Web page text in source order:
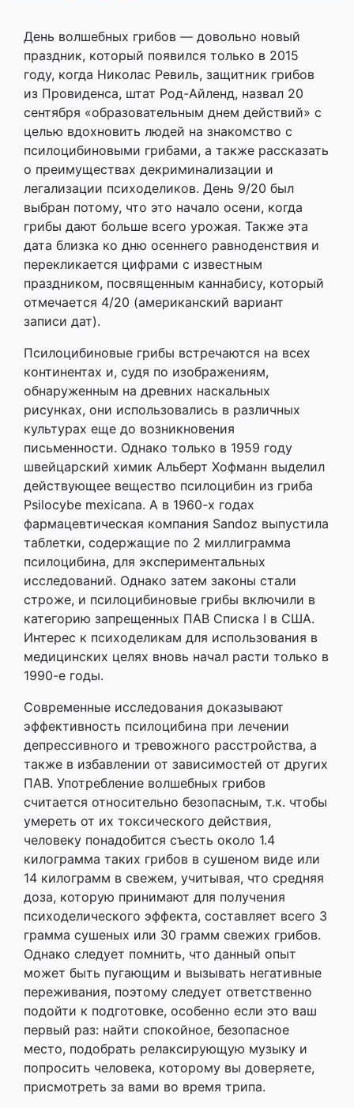
День волшебных грибов — довольно новый
праздник, который появился только в 2015
году, когда Николас Ревиль, защитник грибов
из Провиденса, штат Род-Айленд, назвал 20
сентября «образовательным днем ​​действий» с
целью вдохновить людей на знакомство с
псилоцибиновыми грибами, а также рассказать
о преимуществах декриминализации и
легализации психоделиков. День 9/20 был
выбран потому, что это начало осени, когда
грибы дают больше всего урожая. Также эта
дата близка ко дню осеннего равноденствия и
перекликается цифрами с известным
праздником, посвященным каннабису, который
отмечается 4/20 (американский вариант
записи дат).
Псилоцибиновые грибы встречаются на всех
континентах и, судя по изображениям,
обнаруженным на древних наскальных
рисунках, они использовались в различных
культурах еще до возникновения
письменности. Однако только в 1959 году
швейцарский химик Альберт Хофманн выделил
действующее вещество псилоцибин из гриба
Psilocybe mexicana. А в 1960-х годах
фармацевтическая компания Sandoz выпустила
таблетки, содержащие по 2 миллиграмма
псилоцибина, для экспериментальных
исследований. Однако затем законы стали
строже, и псилоцибиновые грибы включили в
категорию запрещенных ПАВ Списка I в США.
Интерес к психоделикам для использования в
медицинских целях вновь начал расти только в
1990-е годы.
Современные исследования доказывают
эффективность псилоцибина при лечении
депрессивного и тревожного расстройства, а
также в избавлении от зависимостей от других
ПАВ. Употребление волшебных грибов
считается относительно безопасным, т.к. чтобы
умереть от их токсического действия,
человеку понадобится съесть около 1.4
килограмма таких грибов в сушеном виде или
14 килограмм в свежем, учитывая, что средняя
доза, которую принимают для получения
психоделического эффекта, составляет всего 3
грамма сушеных или 30 грамм свежих грибов.
Однако следует помнить, что данный опыт
может быть пугающим и вызывать негативные
переживания, поэтому следует ответственно
подойти к подготовке, особенно если это ваш
первый раз: найти спокойное, безопасное
место, подобрать релаксирующую музыку и
попросить человека, которому вы доверяете,
присмотреть за вами во время трипа.